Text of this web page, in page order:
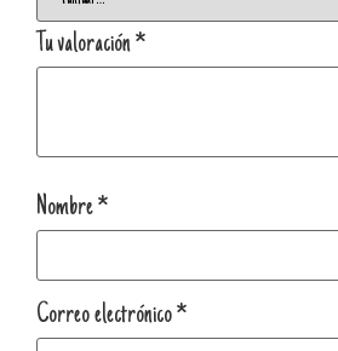
Tu valoración*
Nombre*
Correo electrónico*